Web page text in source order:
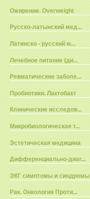
Ожирение. Overweight
Русско-латынский мед...
Латинско - русский м...
Лечебное питание (ди...
Ревматические заболе...
Пробиотики. Лактобакт
Клинические исследов...
Микробиологическая т...
Эстетическая медицина
Дифференциально-диаг...
ЭКГ симптомы и синдромы
Рак. Онкология Проти...